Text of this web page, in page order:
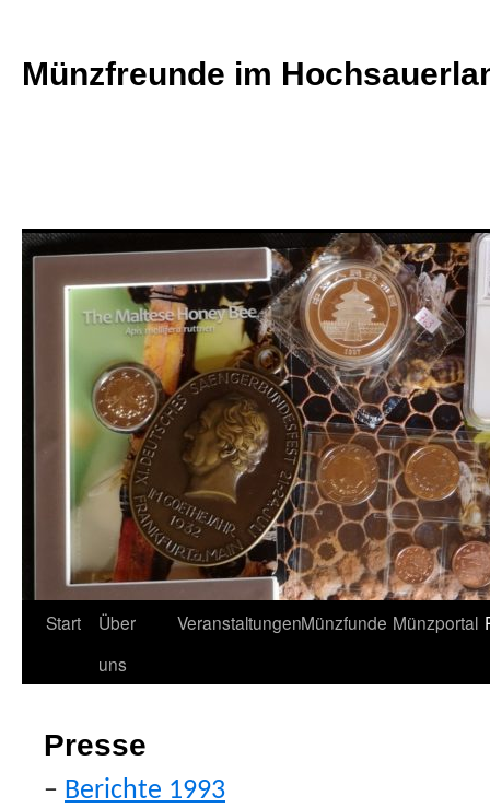
springen
Münzfreunde im
Start
Über
uns
VeranstaltungenMünzfunde Münzportal
Presse
– Berichte 1993